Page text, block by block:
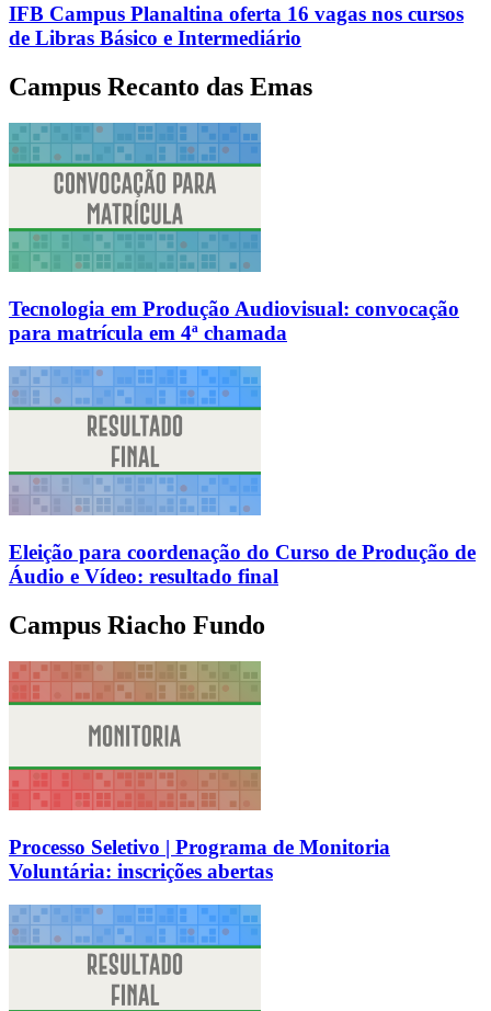
IFB Campus Planaltina oferta 16 vagas nos cursos
de Libras Básico e Intermediário
Campus Recanto das Emas
Tecnologia em Produção Audiovisual: convocação
para matrícula em 4ª chamada
Eleição para coordenação do Curso de Produção de
Áudio e Vídeo: resultado final
Campus Riacho Fundo
Processo Seletivo | Programa de Monitoria
Voluntária: inscrições abertas